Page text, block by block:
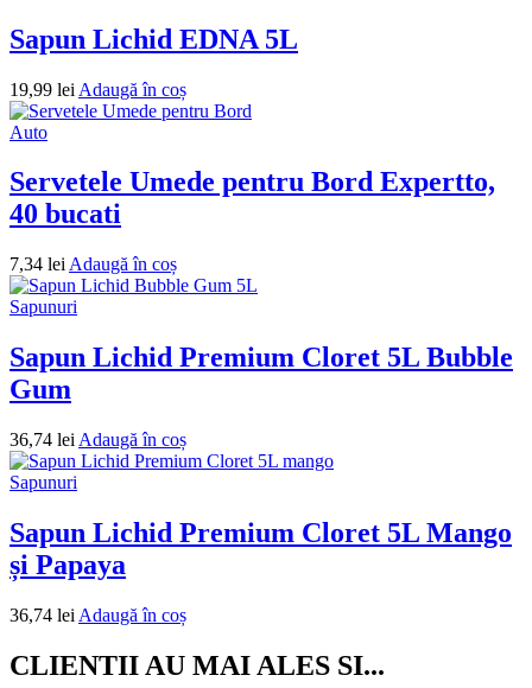
Sapun Lichid EDNA 5L
19,99 lei Adaugă în coș
Auto
Servetele Umede pentru Bord Expertto,
40 bucati
7,34 lei Adaugă în coș
Sapunuri
Sapun Lichid Premium Cloret 5L Bubble
Gum
36,74 lei Adaugă în coș
Sapunuri
Sapun Lichid Premium Cloret 5L Mango
și Papaya
36,74 lei Adaugă în coș
CLIENTII AU MAI ALES SI...